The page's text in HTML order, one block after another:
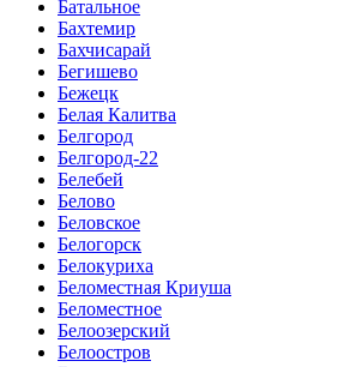
Батальное
Бахтемир
Бахчисарай
Бегишево
Бежецк
Белая Калитва
Белгород
Белгород-22
Белебей
Белово
Беловское
Белогорск
Белокуриха
Беломестная Криуша
Беломестное
Белоозерский
Белоостров